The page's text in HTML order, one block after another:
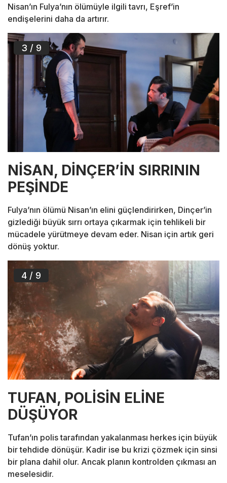
Nisan’ın Fulya’nın ölümüyle ilgili tavrı, Eşref’in
endişelerini daha da artırır.
3 / 9
NİSAN, DİNÇER’İN SIRRININ
PEŞİNDE
Fulya’nın ölümü Nisan’ın elini güçlendirirken, Dinçer’in
gizlediği büyük sırrı ortaya çıkarmak için tehlikeli bir
mücadele yürütmeye devam eder. Nisan için artık geri
dönüş yoktur.
4 / 9
TUFAN, POLİSİN ELİNE
DÜŞÜYOR
Tufan’ın polis tarafından yakalanması herkes için büyük
bir tehdide dönüşür. Kadir ise bu krizi çözmek için sinsi
bir plana dahil olur. Ancak planın kontrolden çıkması an
meselesidir.